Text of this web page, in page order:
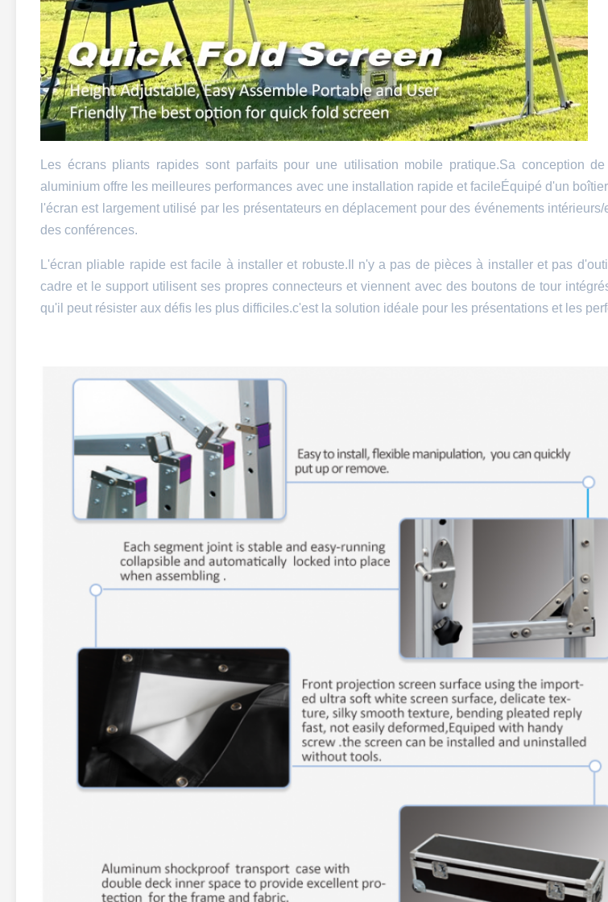
Les écrans pliants rapides sont parfaits pour une utilisation mobile pratique.Sa conception
aluminium offre les meilleures performances avec une installation rapide et facileÉquipé d'un
l'écran est largement utilisé par les présentateurs en déplacement pour des événements
des conférences.
L'écran pliable rapide est facile à installer et robuste.Il n'y a pas de pièces à installer et pas
cadre et le support utilisent ses propres connecteurs et viennent avec des boutons de tour
qu'il peut résister aux défis les plus difficiles.c'est la solution idéale pour les présentations et les